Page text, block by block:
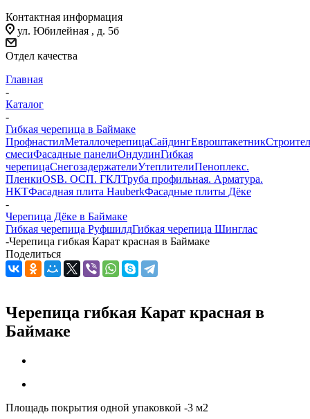
Контактная информация
ул. Юбилейная , д. 5б
Отдел качества
Главная
-
Каталог
-
Гибкая черепица в Баймаке
ПрофнастилМеталлочерепицаСайдингЕвроштакетник
смесиФасадные панелиОндулинГибкая
черепицаСнегозадержателиУтеплителиПеноплекс.
ПленкиOSB. ОСП. ГКЛТруба профильная. Арматура.
НКТФасадная плита HauberkФасадные плиты Дёке
-
Черепица Дёке в Баймаке
Гибкая черепица РуфшилдГибкая черепица Шинглас
-Черепица гибкая Карат красная в Баймаке
Поделиться
Черепица гибкая Карат красная в
Баймаке
Площадь покрытия одной упаковкой -3 м2